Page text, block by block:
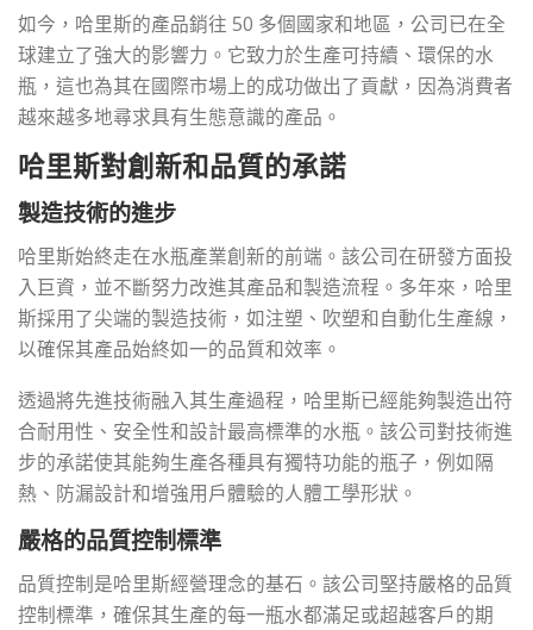
如今，哈里斯的產品銷往 50 多個國家和地區，公司已在全
球建立了強大的影響力。它致力於生產可持續、環保的水
瓶，這也為其在國際市場上的成功做出了貢獻，因為消費者
越來越多地尋求具有生態意識的產品。
哈里斯對創新和品質的承諾
製造技術的進步
哈里斯始終走在水瓶產業創新的前端。該公司在研發方面投
入巨資，並不斷努力改進其產品和製造流程。多年來，哈里
斯採用了尖端的製造技術，如注塑、吹塑和自動化生產線，
以確保其產品始終如一的品質和效率。
透過將先進技術融入其生產過程，哈里斯已經能夠製造出符
合耐用性、安全性和設計最高標準的水瓶。該公司對技術進
步的承諾使其能夠生產各種具有獨特功能的瓶子，例如隔
熱、防漏設計和增強用戶體驗的人體工學形狀。
嚴格的品質控制標準
品質控制是哈里斯經營理念的基石。該公司堅持嚴格的品質
控制標準，確保其生產的每一瓶水都滿足或超越客戶的期